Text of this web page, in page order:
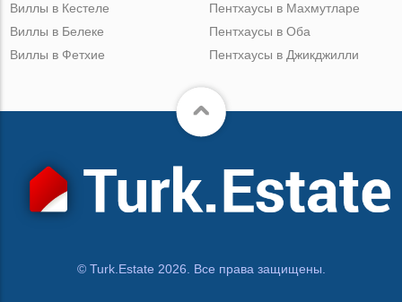
Виллы в Кестеле
Виллы в Белеке
Виллы в Фетхие
Пентхаусы в Махмутларе
Пентхаусы в Оба
Пентхаусы в Джикджилли
© Turk.Estate 2026. Все права защищены.